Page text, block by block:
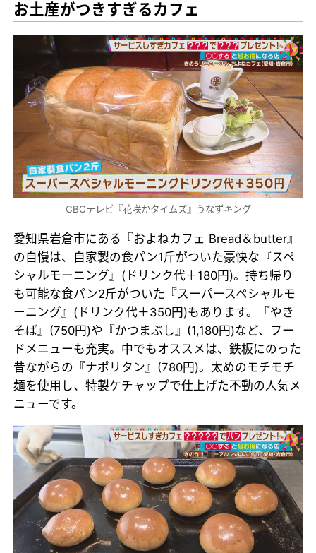
お土産がつきすぎるカフェ
CBCテレビ『花咲かタイムズ』うなずキング
愛知県岩倉市にある『およねカフェ Bread＆butter』
の自慢は、自家製の食パン1斤がついた豪快な『スペ
シャルモーニング』(ドリンク代＋180円)。持ち帰り
も可能な食パン2斤がついた『スーパースペシャルモ
ーニング』(ドリンク代＋350円)もあります。『やき
そば』(750円)や『かつまぶし』(1,180円)など、フー
ドメニューも充実。中でもオススメは、鉄板にのった
昔ながらの『ナポリタン』(780円)。太めのモチモチ
麺を使用し、特製ケチャップで仕上げた不動の人気メ
ニューです。